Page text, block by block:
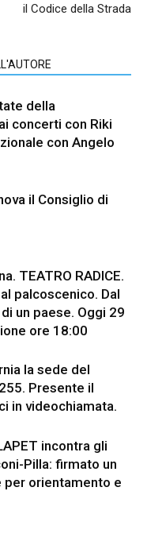
il Codice della Strada
della
concerti con Riki
con Angelo
il Consiglio di
TEATRO RADICE.
palcoscenico. Dal
un paese. Oggi 29
ore 18:00
la sede del
Presente il
in videochiamata.
incontra gli
Pilla: firmato un
per orientamento e